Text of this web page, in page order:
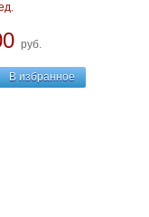
руб.
В избранное